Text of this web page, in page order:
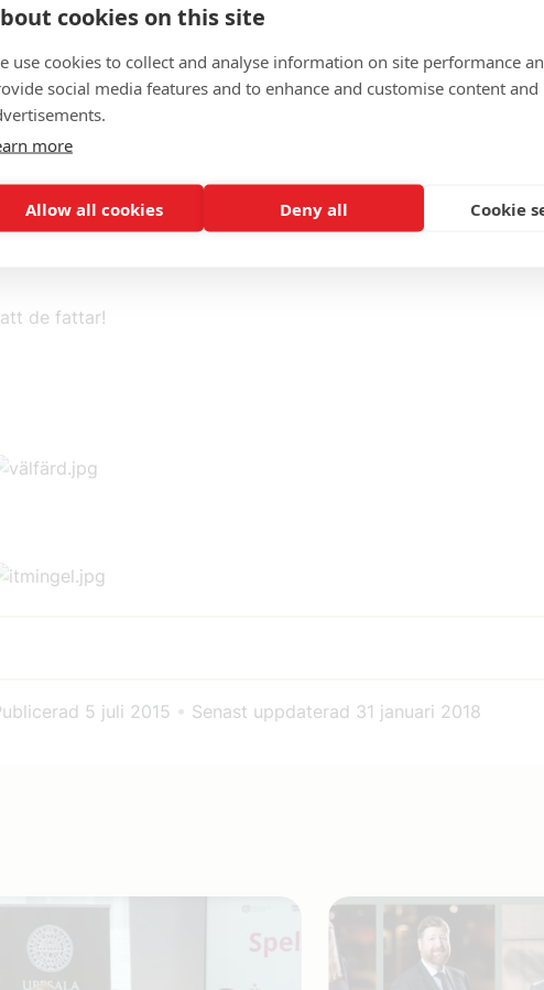
annat betonade han
upp på sin politiska
att alla
de fattar!
5 juli 2015 • Senast uppdaterad 31 januari 2018
cookies on this site
use cookies to collect and analyse information on site performance
social media features and to enhance and customise content and
more
Allow all cookies Deny all Cookie